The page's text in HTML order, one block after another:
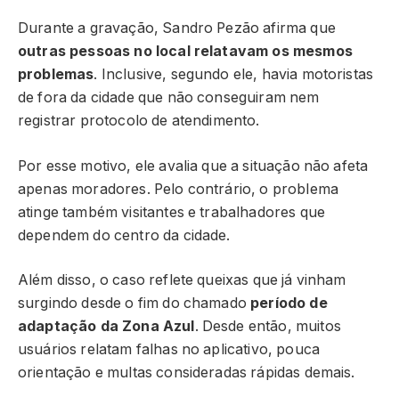
Durante a gravação, Sandro Pezão afirma que
outras pessoas no local relatavam os mesmos
problemas. Inclusive, segundo ele, havia motoristas
de fora da cidade que não conseguiram nem
registrar protocolo de atendimento.
Por esse motivo, ele avalia que a situação não afeta
apenas moradores. Pelo contrário, o problema
atinge também visitantes e trabalhadores que
dependem do centro da cidade.
Além disso, o caso reflete queixas que já vinham
surgindo desde o fim do chamado período de
adaptação da Zona Azul. Desde então, muitos
usuários relatam falhas no aplicativo, pouca
orientação e multas consideradas rápidas demais.